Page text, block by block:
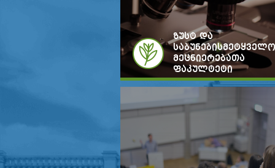
ზუსტ და
საბუნებისმეტყველო
მეცნიერებათა
ფაკულტეტი